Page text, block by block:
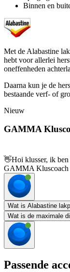
Binnen en
Met de Alabastine
hebt voor allerlei
oneffenheden
Daarna kun je de
bestaande verf- of
Nieuw
GAMMA
👋Hoi klusser, ik
GAMMA Kluscoach
Wat is Alabastine
Wat is de maximale
Passende